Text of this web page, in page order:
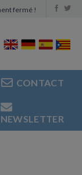
fermé !
CONTACT
NEWSLETTER